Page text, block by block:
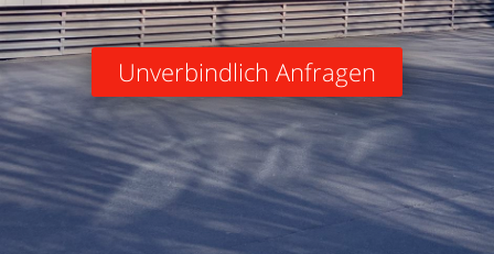
Unverbindlich Anfragen